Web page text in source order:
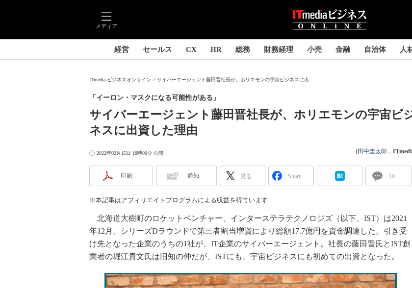
メディア
経営 セールス CX HR 総務 財務経理 小売 金融 自治体 人
ITmedia ビジネスオンライン サイバーエージェント藤田晋社長が、ホリエモンの宇宙ビジネスに出...
サイバーエージェント藤田晋社長が、ホリエモンの宇宙ビ
ネスに出資した理由
「イーロン・マスクになる可能性がある」
2022年02月15日 18時00分 公開 [田中圭太郎 ，
印刷 通知 見る Share 10
※本記事はアフィリエイトプログラムによる収益を得ています
北海道大樹町のロケットベンチャー、インターステラテクノロジズ（以下、IST）は2021
年12月、シリーズDラウンドで第三者割当増資により総額17.7億円を資金調達した。引き受
け先となった企業のうちの1社が、IT企業のサイバーエージェント。社長の藤田晋氏とIST創
業者の堀江貴文氏は旧知の仲だが、ISTにも、宇宙ビジネスにも初めての出資となった。